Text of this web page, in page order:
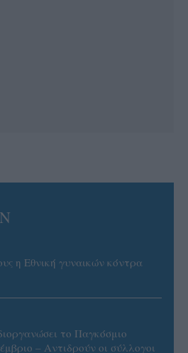
η Εθνική γυναικών κόντρα
το Παγκόσμιο
– Αντιδρούν οι σύλλογοι